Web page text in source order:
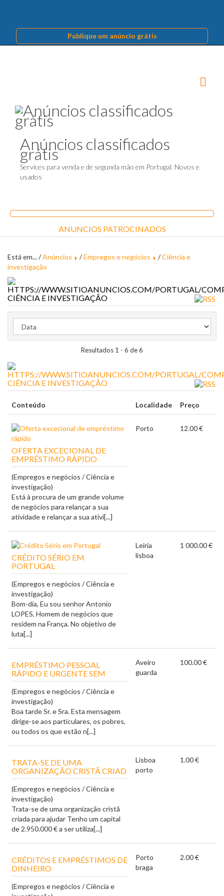
Publique um anúncio grátis
Anúncios classificados
grátis
Services para venda e de segunda mão em Portugal. Novos e
usados
ANUNCIOS PATROCINADOS
Está em... /Anúncios /Empregos e negócios /Ciência e
investigação
CIÊNCIA E INVESTIGAÇÃO
Resultados 1 - 6 de 6
CIÊNCIA E INVESTIGAÇÃO
Conteúdo Localidade Preço
OFERTA EXCECIONAL DE
EMPRÉSTIMO RÁPIDO
(Empregos e negócios / Ciência e
investigação)
Está à procura de um grande volume
de negócios para relançar a sua
atividade e relançar a sua ativi[...]
Porto 12.00 €
CRÉDITO SÉRIO EM
PORTUGAL
(Empregos e negócios / Ciência e
investigação)
Bom-dia, Eu sou senhor Antonio
LOPES, Homem de negócios que
residem na França. No objetivo de
luta[...]
Leiria
lisboa
1 000.00 €
EMPRÉSTIMO PESSOAL
RÁPIDO E URGENTE SEM
(Empregos e negócios / Ciência e
investigação)
Boa tarde Sr. e Sra. Esta mensagem
dirige-se aos particulares, os pobres,
ou todos os que estão n[...]
Aveiro
guarda
100.00 €
TRATA-SE DE UMA
ORGANIZAÇÃO CRISTÃ CRIAD
(Empregos e negócios / Ciência e
investigação)
Trata-se de uma organização cristã
criada para ajudar Tenho um capital
de 2.950.000 € a ser utiliza[...]
Lisboa
porto
1.00 €
CRÉDITOS E EMPRÉSTIMOS DE
DINHEIRO
(Empregos e negócios / Ciência e
Porto
braga
2.00 €